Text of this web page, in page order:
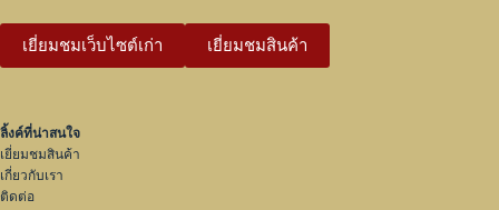
เยี่ยมชมเว็บไซต์เก่า เยี่ยมชมสินค้า
ลิ้งค์ที่น่าสนใจ
เยี่ยมชมสินค้า
เกี่ยวกับเรา
ติดต่อ